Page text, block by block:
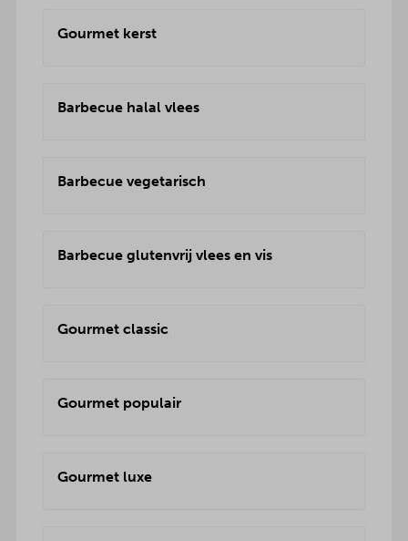
Gourmet kerst
Barbecue halal vlees
Barbecue vegetarisch
Barbecue glutenvrij vlees en vis
Gourmet classic
Gourmet populair
Gourmet luxe